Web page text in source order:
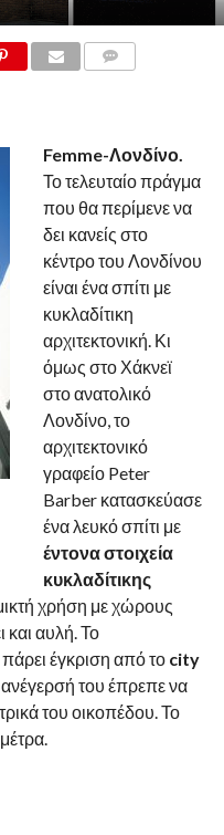
Femme-Λονδίνο.
Το τελευταίο πράγμα
που θα περίμενε να
δει κανείς στο
κέντρο του Λονδίνου
είναι ένα σπίτι με
κυκλαδίτικη
αρχιτεκτονική. Κι
όμως στο Χάκνεϊ
στο ανατολικό
Λονδίνο, το
αρχιτεκτονικό
γραφείο Peter
Barber κατασκεύασε
ένα λευκό σπίτι με
έντονα στοιχεία
κυκλαδίτικης
χρήση με χώρους
και αυλή. Το
έγκριση από το city
ανέγερσή του έπρεπε να
του οικοπέδου. Το